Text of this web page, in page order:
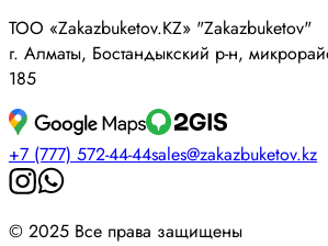
ТОО «Zakazbuketov.KZ» "Zakazbuketov"
г. Алматы, Бостандыкский р-н,
185
+7 (777) 572-44-44sales@zakazbuketov.kz
© 2025 Все права защищены